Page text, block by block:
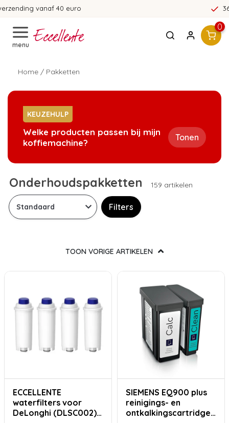
menu
0
Home / Pakketten
KEUZEHULP
Welke producten passen bij mijn
koffiemachine?
Tonen
Onderhoudspakketten 159 artikelen
Filters
TOON VORIGE ARTIKELEN
ECCELLENTE
waterfilters voor
DeLonghi (DLSC002) –
SIEMENS EQ900 plus
reinigings- en
ontkalkingscartridge -